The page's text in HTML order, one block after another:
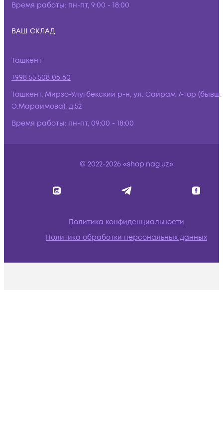
Время работы: пн-пт, 9:00 - 18:00
ВАШ СКЛАД
Ташкент
+998 55 508 06 60
Ташкент, Мирзо-Улугбекский р-н, ул. Сайрам 7-тор (бывш.
Э.Мараимова), д.52
Время работы: пн-пт, 09:00 - 18:00
© 2022-2026 «shop.nag.uz»
Политика конфиденциальности
Политика обработки персональных данных